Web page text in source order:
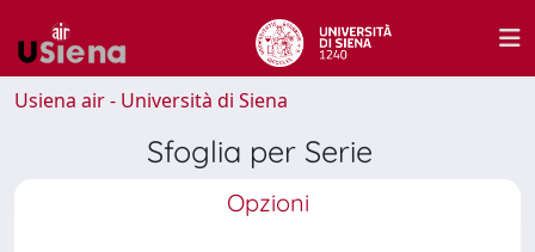
Usiena air - Università di Siena
Sfoglia per Serie
Opzioni